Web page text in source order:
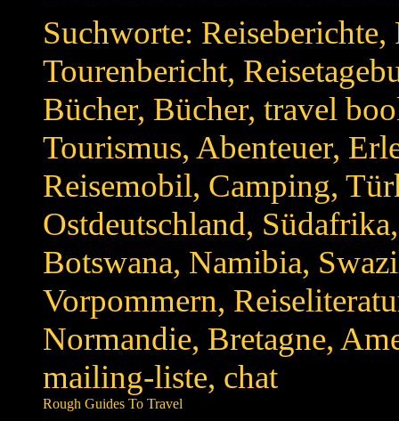
Suchworte:
Tourenbericht,
Bücher, Bücher, travel
Tourismus, Abenteuer,
Reisemobil, Camping,
Ostdeutschland,
Botswana, Namibia,
Vorpommern,
Normandie, Bretagne,
mailing-liste, chat
Rough Guides To Travel